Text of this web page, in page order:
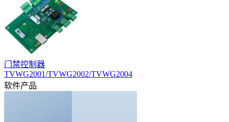
门禁控制器
TVWG2001/TVWG2002/TVWG2004
软件产品